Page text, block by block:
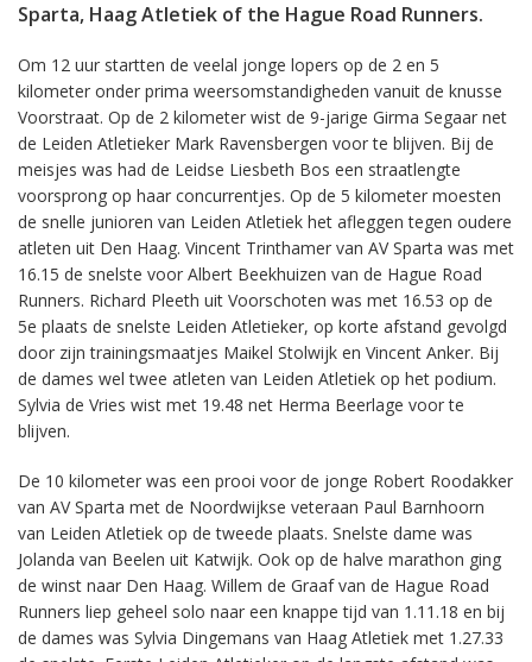
Sparta, Haag Atletiek of the Hague Road Runners.
Om 12 uur startten de veelal jonge lopers op de 2 en 5
kilometer onder prima weersomstandigheden vanuit de knusse
Voorstraat. Op de 2 kilometer wist de 9-jarige Girma Segaar net
de Leiden Atletieker Mark Ravensbergen voor te blijven. Bij de
meisjes was had de Leidse Liesbeth Bos een straatlengte
voorsprong op haar concurrentjes. Op de 5 kilometer moesten
de snelle junioren van Leiden Atletiek het afleggen tegen oudere
atleten uit Den Haag. Vincent Trinthamer van AV Sparta was met
16.15 de snelste voor Albert Beekhuizen van de Hague Road
Runners. Richard Pleeth uit Voorschoten was met 16.53 op de
5e plaats de snelste Leiden Atletieker, op korte afstand gevolgd
door zijn trainingsmaatjes Maikel Stolwijk en Vincent Anker. Bij
de dames wel twee atleten van Leiden Atletiek op het podium.
Sylvia de Vries wist met 19.48 net Herma Beerlage voor te
blijven.
De 10 kilometer was een prooi voor de jonge Robert Roodakker
van AV Sparta met de Noordwijkse veteraan Paul Barnhoorn
van Leiden Atletiek op de tweede plaats. Snelste dame was
Jolanda van Beelen uit Katwijk. Ook op de halve marathon ging
de winst naar Den Haag. Willem de Graaf van de Hague Road
Runners liep geheel solo naar een knappe tijd van 1.11.18 en bij
de dames was Sylvia Dingemans van Haag Atletiek met 1.27.33